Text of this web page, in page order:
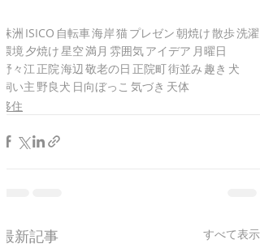
珠洲 ISICO 自転車海岸猫プレゼン朝焼け散歩洗濯
環境 夕焼け星空満月 雰囲気アイデア 月曜日
野々江 正院海辺敬老の日 正院町街並み 趣き 犬
飼い主 野良犬 日向ぼっこ 気づき 天体
移住
最新記事 すべて表示